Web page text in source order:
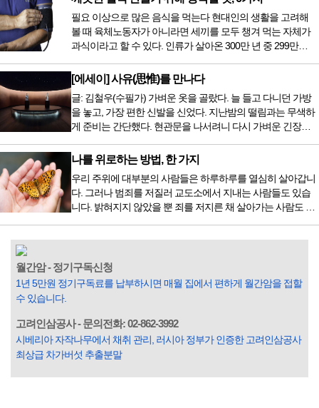
자 치료를 받기 위해서는 일본이나 독일 등 중입자 치료기가
있는 나라에 가서 힘들게 치료받았지만 얼마 전 국내 도입 후
전립선암 환자를 시작으로 중입자 치료기가 가동되었습니다.
치료 범위가 한정되어 모든 암 환자가 중입자 치료를 받을 수
는 없지만 치료...
필요 이상으로 많은 음식을 먹는다 현대인의 생활을 고려해
볼 때 육체노동자가 아니라면 세끼를 모두 챙겨 먹는 자체가
과식이라고 할 수 있다. 인류가 살아온 300만 년 중 299만
저녁을 습관적으로 음식을 섭취한다. 게다가 밤늦은 시간까지
음식을 먹거나, 아침에 식욕이 없는데도 ‘아침을 먹어야 하루
가 활기차다’라는 이야기에 사로잡혀 억지로 먹는 경우가 많
다. 식욕이 없다는 느낌은 본능이 보내는 신호다. 즉 먹어도 소
화할 힘이 없다거나 더 이상 먹으면 혈액 안에 잉여물...
[에세이] 사유(思惟)를 만나다
글: 김철우(수필가) 가벼운 옷을 골랐다. 늘 들고 다니던 가방
을 놓고, 가장 편한 신발을 신었다. 지난밤의 떨림과는 무색하
게 준비는 간단했다. 현관문을 나서려니 다시 가벼운 긴장감
막이 열리기 전. 그 특유의 무대 냄새를 맡았을 때의 긴장감 같
은 것이었다. 두 금동 미륵 반가사유상을 만나러 가는 길은 그
렇게 시작됐다. 두 반가사유상을 알게 된 것은 몇 해 전이었다.
잡지의 발행인으로 독자에게 선보일 좋은 콘텐츠를 고민하던
중 우리 문화재를 하나씩 소개하고자...
나를 위로하는 방법, 한 가지
우리 주위에 대부분의 사람들은 하루하루를 열심히 살아갑니
다. 그러나 범죄를 저질러 교도소에서 지내는 사람들도 있습
니다. 밝혀지지 않았을 뿐 죄를 저지른 채 살아가는 사람도 있
입힌다는 것입니다. 미꾸라지 한 마리가 시냇물을 흐린다는
옛말이 그저 허투루 생기지는 않은 듯합니다. 대부분의 사람
들은 열심히 살아갑니다. 그렇다고 97%의 사람들이 모두 착
월간암 - 정기구독신청
1년 5만원 정기구독료를 납부하시면 매월 집에서 편하게 월간암을 접할
수 있습니다.
고려인삼공사 - 문의전화: 02-862-3992
시베리아 자작나무에서 채취 관리, 러시아 정부가 인증한 고려인삼공사
최상급 차가버섯 추출분말